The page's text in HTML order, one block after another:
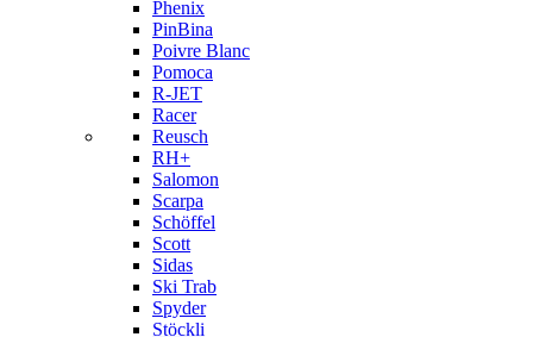
Phenix
PinBina
Poivre Blanc
Pomoca
R-JET
Racer
Reusch
RH+
Salomon
Scarpa
Schöffel
Scott
Sidas
Ski Trab
Spyder
Stöckli